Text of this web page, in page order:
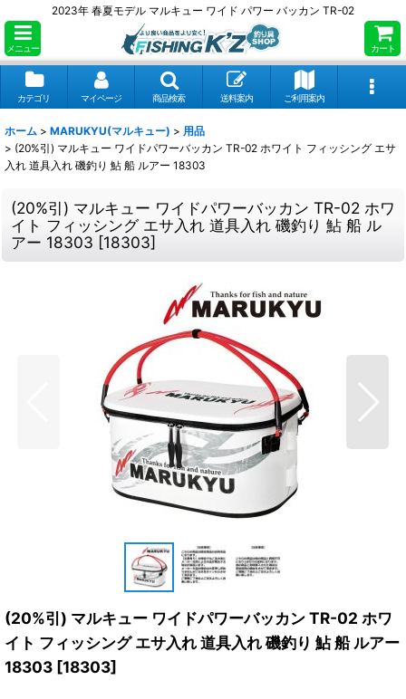
2023年 春夏モデル マルキュー ワイド パワー バッカン TR-02
メニュー カート
カテゴリ マイページ 商品検索 送料案内 ご利用案内
ホーム > MARUKYU(マルキュー) > 用品
> (20%引) マルキュー ワイドパワーバッカン TR-02 ホワイト フィッシング エサ
入れ 道具入れ 磯釣り 鮎 船 ルアー 18303
(20%引) マルキュー ワイドパワーバッカン TR-02 ホワ
イト フィッシング エサ入れ 道具入れ 磯釣り 鮎 船 ル
アー 18303 [18303]
(20%引) マルキュー ワイドパワーバッカン TR-02 ホワ
イト フィッシング エサ入れ 道具入れ 磯釣り 鮎 船 ルアー
18303 [18303]